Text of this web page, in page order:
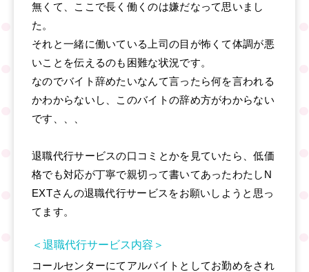
無くて、ここで長く働くのは嫌だなって思いまし
た。
それと一緒に働いている上司の目が怖くて体調が悪
いことを伝えるのも困難な状況です。
なのでバイト辞めたいなんて言ったら何を言われる
かわからないし、このバイトの辞め方がわからない
です、、、
退職代行サービスの口コミとかを見ていたら、低価
格でも対応が丁寧で親切って書いてあったわたしN
EXTさんの退職代行サービスをお願いしようと思っ
てます。
＜退職代行サービス内容＞
コールセンターにてアルバイトとしてお勤めをされ